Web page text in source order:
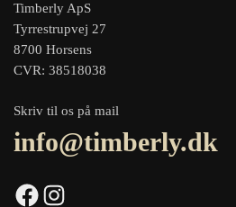
Timberly ApS
Tyrrestrupvej 27
8700 Horsens
CVR: 38518038
Skriv til os på mail
info@timberly.dk
Facebook Instagram